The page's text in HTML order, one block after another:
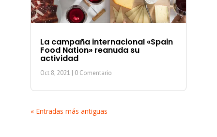
La campaña internacional «Spain
Food Nation» reanuda su
actividad
Oct 8, 2021 | 0 Comentario
« Entradas más antiguas